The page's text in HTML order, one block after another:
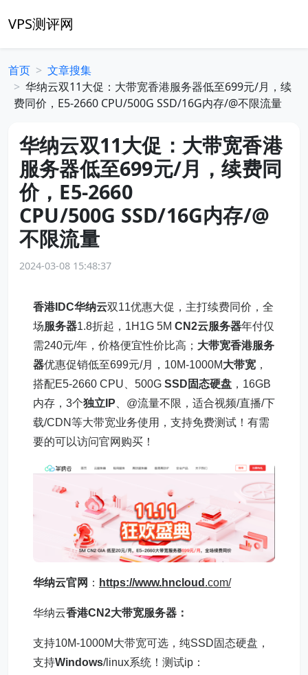
VPS测评网
首页
文章搜集
华纳云双11大促：大带宽香港服务器低至699元/月，续
费同价，E5-2660 CPU/500G SSD/16G内存/@不限流量
华纳云双11大促：大带宽香港
服务器低至699元/月，续费同
价，E5-2660
CPU/500G SSD/16G内存/@
不限流量
2024-03-08 15:48:37
香港IDC华纳云双11优惠大促，主打续费同价，全
场服务器1.8折起，1H1G 5M CN2云服务器年付仅
需240元/年，价格便宜性价比高； 大带宽香港服务
器优惠促销低至699元/月，10M-1000M大带宽 ，
搭配E5-2660 CPU、500G SSD固态硬盘 ，16GB
内存，3个独立IP 、@流量不限，适合视频/直播/下
载/CDN等大带宽业务使用，支持免费测试！有需
要的可以访问官网购买！
华纳云官网 ： https://www.hncloud .com/
华纳云香港CN2大带宽服务器 ：
支持10M-1000M大带宽可选，纯SSD固态硬盘，
支持Windows/linux系统！测试ip：